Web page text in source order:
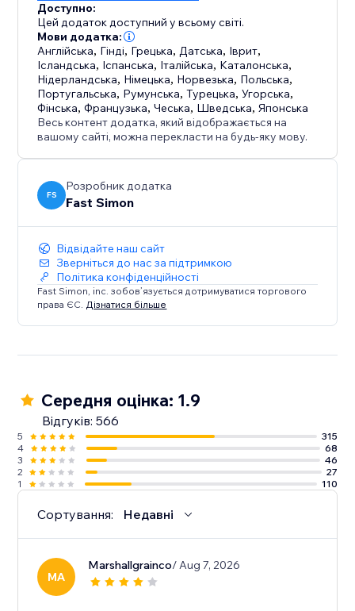
Доступно:
Цей додаток доступний у всьому світі.
Мови додатка:
Англійська, Гінді, Грецька, Датська, Іврит,
Ісландська, Іспанська, Італійська, Каталонська,
Нідерландська, Німецька, Норвезька, Польська,
Португальська, Румунська,Турецька,Угорська,
Фінська,Французька,Чеська, Шведська,Японська
Весь контент додатка, який відображається на
вашому сайті, можна перекласти на будь-яку мову.
FS
Розробник додатка
Fast Simon
Відвідайте наш сайт
Зверніться до нас за підтримкою
Політика конфіденційності
Fast Simon, inc. зобов’язується дотримуватися торгового
права ЄС. Дізнатися більше
Середня оцінка: 1.9
Відгуків: 566
5
315
4
68
3
46
2
27
1
110
Сортування: Недавні
MA
Marshallgrainco/ Aug 7, 2026